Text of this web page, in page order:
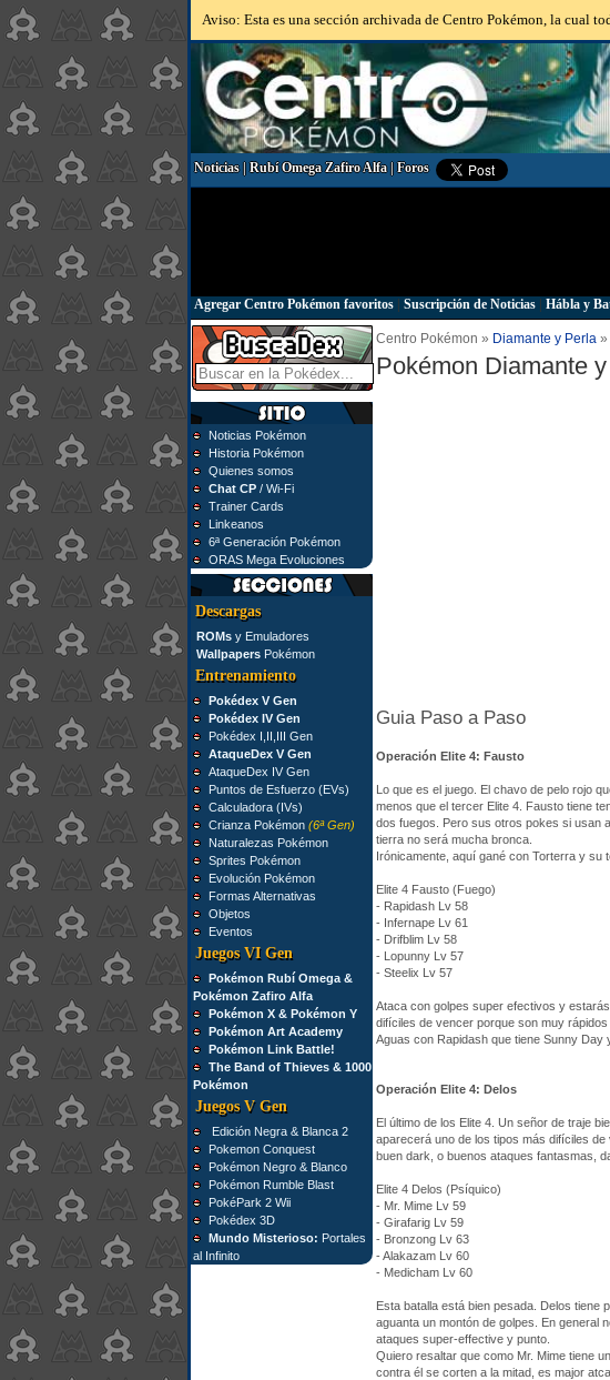
Aviso: Esta es una sección archivada de Centro Pokémon, la cual
Noticias|Rubí Omega Zafiro Alfa|Foros
Agregar Centro Pokémon favoritos Suscripción de Noticias Hábla y
Noticias Pokémon
Historia Pokémon
Quienes somos
Chat CP / Wi-Fi
Trainer Cards
Linkeanos
6ª Generación Pokémon
ORAS Mega Evoluciones
Descargas
ROMs y Emuladores
Wallpapers Pokémon
Entrenamiento
Pokédex V Gen
Pokédex IV Gen
Pokédex I,II,III Gen
AtaqueDex V Gen
AtaqueDex IV Gen
Puntos de Esfuerzo (EVs)
Calculadora (IVs)
Crianza Pokémon (6ª Gen)
Naturalezas Pokémon
Sprites Pokémon
Evolución Pokémon
Formas Alternativas
Objetos
Eventos
Juegos VI Gen
Pokémon Rubí Omega &
Pokémon Zafiro Alfa
Pokémon X & Pokémon Y
Pokémon Art Academy
Pokémon Link Battle!
The Band of Thieves & 1000
Pokémon
Juegos V Gen
Edición Negra & Blanca 2
Pokemon Conquest
Pokémon Negro & Blanco
Pokémon Rumble Blast
PokéPark 2 Wii
Pokédex 3D
Mundo Misterioso: Portales
al Infinito
Centro Pokémon » Diamante y Perla »
Pokémon Diamante
Guia Paso a Paso
Operación Elite 4: Fausto
Lo que es el juego. El chavo de pelo rojo
menos que el tercer Elite 4. Fausto tiene
dos fuegos. Pero sus otros pokes si usan
tierra no será mucha bronca.
Irónicamente, aquí gané con Torterra y su
Elite 4 Fausto (Fuego)
- Rapidash Lv 58
- Infernape Lv 61
- Drifblim Lv 58
- Lopunny Lv 57
- Steelix Lv 57
Ataca con golpes super efectivos y
difíciles de vencer porque son muy
Aguas con Rapidash que tiene Sunny Day
Operación Elite 4: Delos
El último de los Elite 4. Un señor de traje
aparecerá uno de los tipos más difíciles
buen dark, o buenos ataques fantasmas,
Elite 4 Delos (Psíquico)
- Mr. Mime Lv 59
- Girafarig Lv 59
- Bronzong Lv 63
- Alakazam Lv 60
- Medicham Lv 60
Esta batalla está bien pesada. Delos
aguanta un montón de golpes. En general
ataques super-effective y punto.
Quiero resaltar que como Mr. Mime tiene
contra él se corten a la mitad, es major